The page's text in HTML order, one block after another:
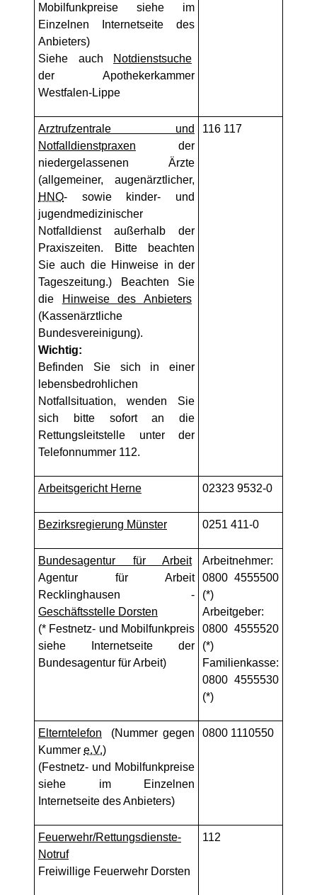
Mobilfunkpreise siehe im
Einzelnen Internetseite des
Anbieters)
Siehe auch
Notdienstsuche
der Apothekerkammer
Westfalen-Lippe
Arztrufzentrale und
Notfalldienstpraxen
der
niedergelassenen Ärzte
(allgemeiner, augenärztlicher,
HNO- sowie kinder- und
jugendmedizinischer
Notfalldienst außerhalb der
Praxiszeiten. Bitte beachten
Sie auch die Hinweise in der
Tageszeitung.) Beachten Sie
die
Hinweise des Anbieters
(Kassenärztliche
Bundesvereinigung).
Wichtig:
Befinden Sie sich in einer
lebensbedrohlichen
Notfallsituation, wenden Sie
sich bitte sofort an die
Rettungsleitstelle unter der
Telefonnummer 112.
116 117
Arbeitsgericht Herne 02323 9532-0
Bezirksregierung Münster 0251 411-0
Bundesagentur für Arbeit
Agentur für Arbeit
Recklinghausen -
Geschäftsstelle Dorsten
(* Festnetz- und Mobilfunkpreis
siehe Internetseite der
Bundesagentur für Arbeit)
Arbeitnehmer:
0800 4555500
(*)
Arbeitgeber:
0800 4555520
(*)
Familienkasse:
0800 4555530
(*)
Elterntelefon
(Nummer gegen
Kummer e.V.)
(Festnetz- und Mobilfunkpreise
siehe im Einzelnen
Internetseite des Anbieters)
0800 1110550
Feuerwehr/Rettungsdienste-
Notruf
Freiwillige Feuerwehr Dorsten
112